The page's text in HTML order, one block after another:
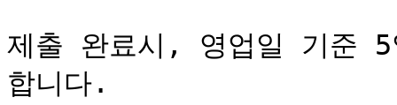
제출 완료시, 영업일 기준
합니다.